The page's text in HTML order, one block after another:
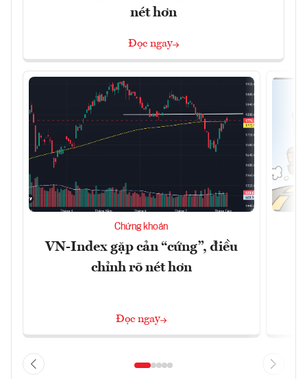
nét hơn
Đọc ngay
Chứng khoán
VN-Index gặp cản “cứng”, điều
chỉnh rõ nét hơn
Đọc ngay